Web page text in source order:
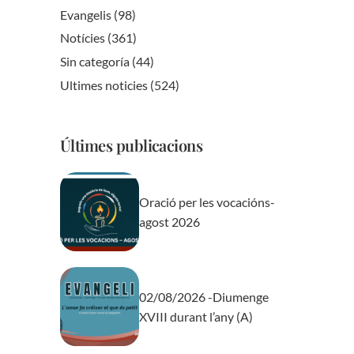
Evangelis (98)
Notícies (361)
Sin categoría (44)
Ultimes noticies (524)
Últimes publicacions
Oració per les vocacións-
agost 2026
02/08/2026 -Diumenge
XVIII durant l’any (A)